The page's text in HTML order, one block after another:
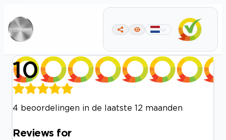
10
4 beoordelingen in de laatste 12 maanden
Reviews for